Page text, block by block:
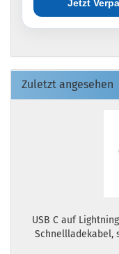
Jetzt
Zuletzt angesehen
USB C auf
Schnellladekabel,